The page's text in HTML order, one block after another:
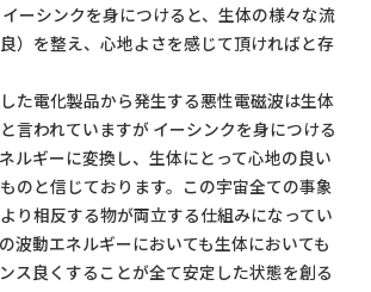
ーシンクを身につけると、生体の様々な流
）を整え、心地よさを感じて頂ければと存
た電化製品から発生する悪性電磁波は生体
言われていますが イーシンクを身につける
ルギーに変換し、生体にとって心地の良い
のと信じております。この宇宙全ての事象
り相反する物が両立する仕組みになってい
波動エネルギーにおいても生体においても
ス良くすることが全て安定した状態を創る